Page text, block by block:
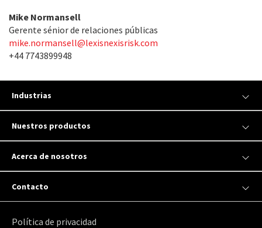
Mike Normansell
Gerente sénior de relaciones públicas
mike.normansell@lexisnexisrisk.com
+44 7743899948
Industrias
Nuestros productos
Acerca de nosotros
Contacto
Política de privacidad